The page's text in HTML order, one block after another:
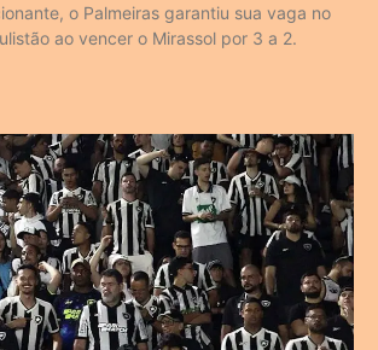
o Palmeiras garantiu sua vaga no
ao vencer o Mirassol por 3 a 2.